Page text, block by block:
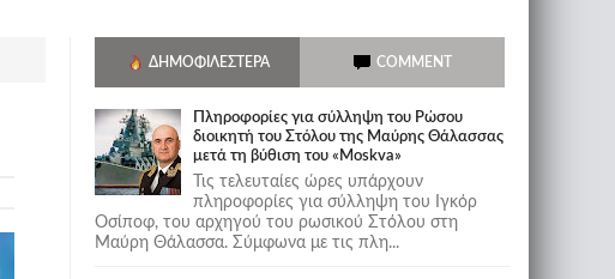
ΔΗΜΟΦΙΛΈΣΤΕΡΑ COMMENT
Πληροφορίες για σύλληψη του Ρώσου
διοικητή του Στόλου της Mαύρης Θάλασσας
μετά τη βύθιση του «Moskva»
Τις τελευταίες ώρες υπάρχουν
πληροφορίες για σύλληψη του Ιγκόρ
Οσίποφ, του αρχηγού του ρωσικού Στόλου στη
Μαύρη Θάλασσα. Σύμφωνα με τις πλη...